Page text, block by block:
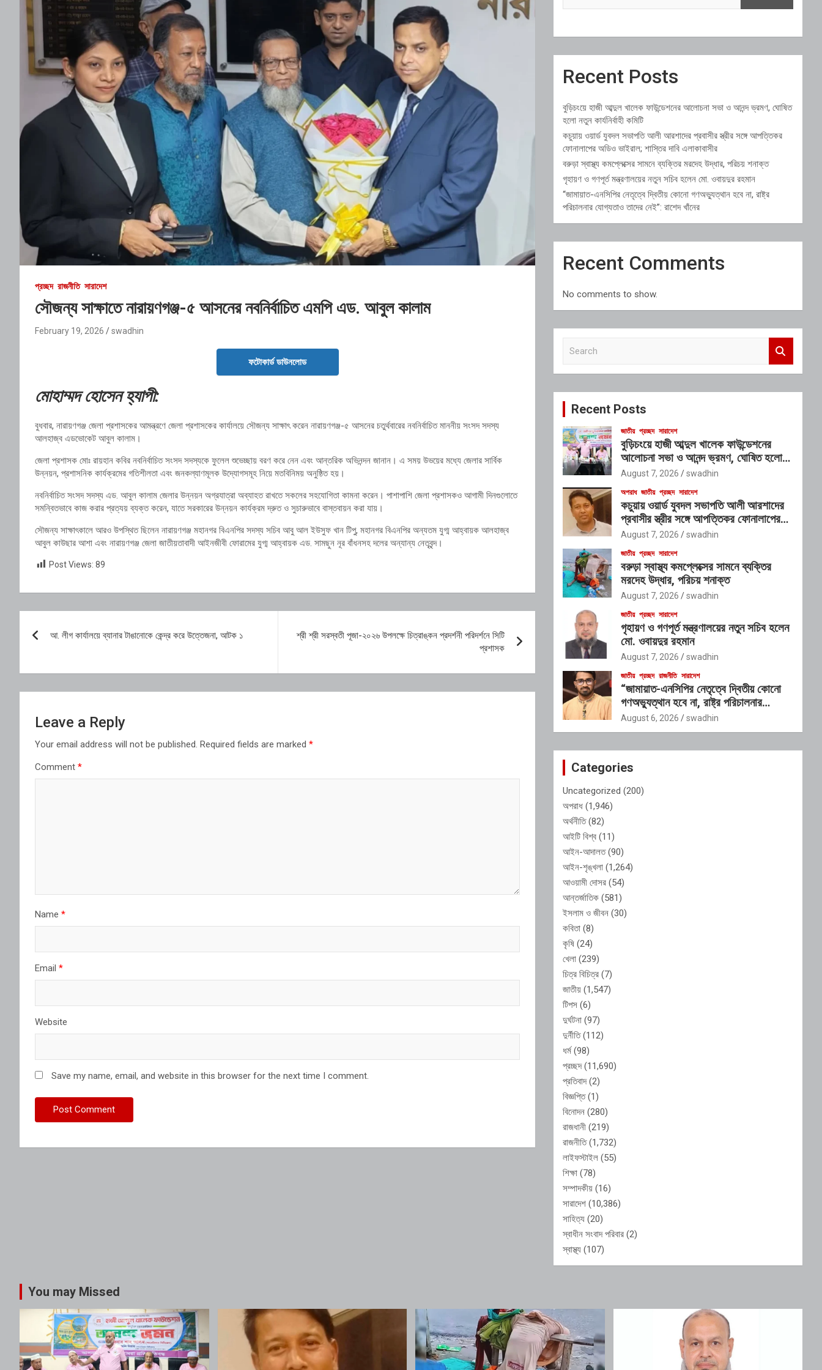
প্রচ্ছদ রাজনীতি সারাদেশ
সৌজন্য সাক্ষাতে নারায়ণগঞ্জ-৫ আসনের নবনির্বাচিত এমপি এড. আবুল কালাম
February 19, 2026 swadhin
ফটোকার্ড ডাউনলোড
মোহাম্মদ হোসেন হ্যাপী:
বুধবার, নারায়ণগঞ্জ জেলা প্রশাসকের আমন্ত্রণে জেলা প্রশাসকের কার্যালয়ে সৌজন্য সাক্ষাৎ করেন নারায়ণগঞ্জ-৫ আসনের চতুর্থবারের নবনির্বাচিত মাননীয় সংসদ সদস্য
আলহাজ্ব এডভোকেট আবুল কালাম।
জেলা প্রশাসক মোঃ রায়হান কবির নবনির্বাচিত সংসদ সদস্যকে ফুলেল শুভেচ্ছায় বরণ করে নেন এবং আন্তরিক অভিনন্দন জানান। এ সময় উভয়ের মধ্যে জেলার সার্বিক
উন্নয়ন, প্রশাসনিক কার্যক্রমের গতিশীলতা এবং জনকল্যাণমূলক উদ্যোগসমূহ নিয়ে মতবিনিময় অনুষ্ঠিত হয়।
নবনির্বাচিত সংসদ সদস্য এড. আবুল কালাম জেলার উন্নয়ন অগ্রযাত্রা অব্যাহত রাখতে সকলের সহযোগিতা কামনা করেন। পাশাপাশি জেলা প্রশাসকও আগামী দিনগুলোতে
সমন্বিতভাবে কাজ করার প্রত্যয় ব্যক্ত করেন, যাতে সরকারের উন্নয়ন কার্যক্রম দ্রুত ও সুচারুভাবে বাস্তবায়ন করা যায়।
সৌজন্য সাক্ষাৎকালে আরও উপস্থিত ছিলেন নারায়ণগঞ্জ মহানগর বিএনপির সদস্য সচিব আবু আল ইউসুফ খান টিপু, মহানগর বিএনপির অন্যতম যুগ্ম আহ্বায়ক আলহাজ্ব
আবুল কাউছার আশা এবং নারায়ণগঞ্জ জেলা জাতীয়তাবাদী আইনজীবী ফোরামের যুগ্ম আহ্বায়ক এড. সামছুন নূর বাঁধনসহ দলের অন্যান্য নেতৃবৃন্দ।
Post Views: 89
navigation
আ. লীগ কার্যালয়ে ব্যানার টাঙানোকে কেন্দ্র করে উত্তেজনা, আটক ১
শ্রী শ্রী সরস্বতী পূজা-২০২৬ উপলক্ষে চিত্রাঙ্কন প্রদর্শনী পরিদর্শনে সিটি
প্রশাসক
Leave a Reply
Your email address will not be published. Required fields are marked *
Comment *
Name *
Email *
Website
Save my name, email, and website in this browser for the next time I comment.
Recent Posts
বুড়িচংয়ে হাজী আব্দুল খালেক ফাউন্ডেশনের আলোচনা সভা ও আনন্দ ভ্রমণ, ঘোষিত
হলো নতুন কার্যনির্বাহী কমিটি
কচুয়ায় ওয়ার্ড যুবদল সভাপতি আলী আরশাদের প্রবাসীর স্ত্রীর সঙ্গে আপত্তিকর
ফোনালাপের অডিও ভাইরাল; শাস্তির দাবি এলাকাবাসীর
বরুড়া স্বাস্থ্য কমপ্লেক্সের সামনে ব্যক্তির মরদেহ উদ্ধার, পরিচয় শনাক্ত
গৃহায়ণ ও গণপূর্ত মন্ত্রণালয়ের নতুন সচিব হলেন মো. ওবায়দুর রহমান
“জামায়াত-এনসিপির নেতৃত্বে দ্বিতীয় কোনো গণঅভ্যুত্থান হবে না, রাষ্ট্র
পরিচালনার যোগ্যতাও তাদের নেই”: রাশেদ খাঁনের
Recent Comments
No comments to show.
c
Recent Posts
জাতীয় প্রচ্ছদ সারাদেশ
বুড়িচংয়ে হাজী আব্দুল খালেক ফাউন্ডেশনের
আলোচনা সভা ও আনন্দ ভ্রমণ, ঘোষিত হলো
নতুন কার্যনির্বাহী কমিটি
August 7, 2026 swadhin
অপরাধ জাতীয় প্রচ্ছদ সারাদেশ
কচুয়ায় ওয়ার্ড যুবদল সভাপতি আলী আরশাদের
প্রবাসীর স্ত্রীর সঙ্গে আপত্তিকর ফোনালাপের
অডিও ভাইরাল; শাস্তির দাবি এলাকাবাসীর
August 7, 2026 swadhin
জাতীয় প্রচ্ছদ সারাদেশ
বরুড়া স্বাস্থ্য কমপ্লেক্সের সামনে ব্যক্তির
মরদেহ উদ্ধার, পরিচয় শনাক্ত
August 7, 2026 swadhin
জাতীয় প্রচ্ছদ সারাদেশ
গৃহায়ণ ও গণপূর্ত মন্ত্রণালয়ের নতুন সচিব হলেন
মো. ওবায়দুর রহমান
August 7, 2026 swadhin
জাতীয় প্রচ্ছদ রাজনীতি সারাদেশ
“জামায়াত-এনসিপির নেতৃত্বে দ্বিতীয় কোনো
গণঅভ্যুত্থান হবে না, রাষ্ট্র পরিচালনার
যোগ্যতাও তাদের নেই”: রাশেদ খাঁনের
August 6, 2026 swadhin
Categories
Uncategorized (200)
অপরাধ (1,946)
অর্থনীতি(82)
আইটি বিশ্ব (11)
আইন-আদালত(90)
আইন-শৃঙ্খলা (1,264)
আওয়ামী দোসর (54)
আন্তর্জাতিক (581)
ইসলাম ও জীবন (30)
কবিতা (8)
কৃষি (24)
খেলা (239)
চিত্র বিচিত্র (7)
জাতীয় (1,547)
টিপস (6)
দুর্ঘটনা (97)
দুর্নীতি(112)
ধর্ম(98)
প্রচ্ছদ(11,690)
প্রতিবাদ(2)
বিজ্ঞপ্তি(1)
বিনোদন (280)
রাজধানী (219)
রাজনীতি(1,732)
লাইফস্টাইল (55)
শিক্ষা (78)
সম্পাদকীয় (16)
সারাদেশ (10,386)
সাহিত্য (20)
স্বাধীন সংবাদ পরিবার (2)
স্বাস্থ্য (107)
You may Missed